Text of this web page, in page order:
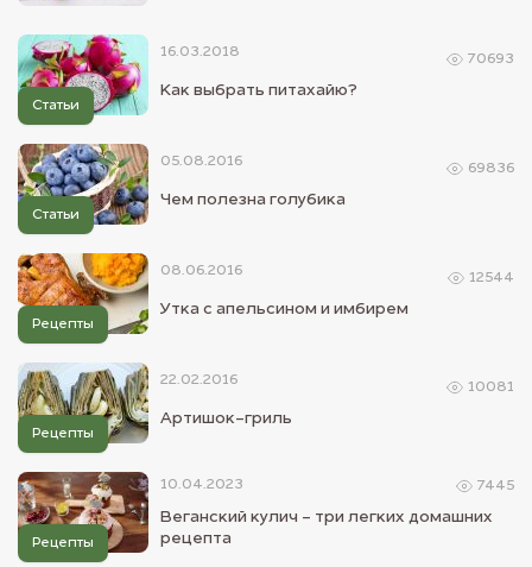
16.03.2018
Статьи
Как выбрать питахайю?
70693
05.08.2016
Статьи
Чем полезна голубика
69836
08.06.2016
Рецепты
Утка с апельсином и имбирем
12544
22.02.2016
Рецепты
Артишок-гриль
10081
10.04.2023
Рецепты
Веганский кулич - три легких домашних
рецепта
7445